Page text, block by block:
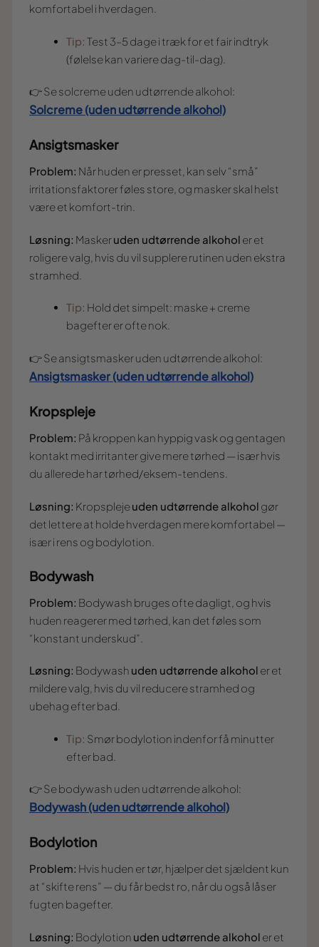
komfortabel i hverdagen.
Tip: Test 3–5 dage i træk for et fair indtryk
(følelse kan variere dag-til-dag).
👉 Se solcreme uden udtørrende alkohol:
Solcreme (uden udtørrende alkohol)
Ansigtsmasker
Problem: Når huden er presset, kan selv “små”
irritationsfaktorer føles store, og masker skal helst
være et komfort-trin.
Løsning: Maskeruden udtørrende alkohol er et
roligere valg, hvis du vil supplere rutinen uden ekstra
stramhed.
Tip: Hold det simpelt: maske + creme
bagefter er ofte nok.
👉 Se ansigtsmasker uden udtørrende alkohol:
Ansigtsmasker (uden udtørrende alkohol)
Kropspleje
Problem: På kroppen kan hyppig vask og gentagen
kontakt med irritanter give mere tørhed — især hvis
du allerede har tørhed/eksem-tendens.
Løsning: Kropsplejeuden udtørrende alkohol gør
det lettere at holde hverdagen mere komfortabel —
især i rens og bodylotion.
Bodywash
Problem: Bodywash bruges ofte dagligt, og hvis
huden reagerer med tørhed, kan det føles som
“konstant underskud”.
Løsning: Bodywash uden udtørrende alkohol er et
mildere valg, hvis du vil reducere stramhed og
ubehag efter bad.
Tip: Smør bodylotion indenfor få minutter
efter bad.
👉 Se bodywash uden udtørrende alkohol:
Bodywash (uden udtørrende alkohol)
Bodylotion
Problem: Hvis huden er tør, hjælper det sjældent kun
at “skifte rens” — du får bedst ro, når du også låser
fugten bagefter.
Løsning: Bodylotion uden udtørrende alkohol er et